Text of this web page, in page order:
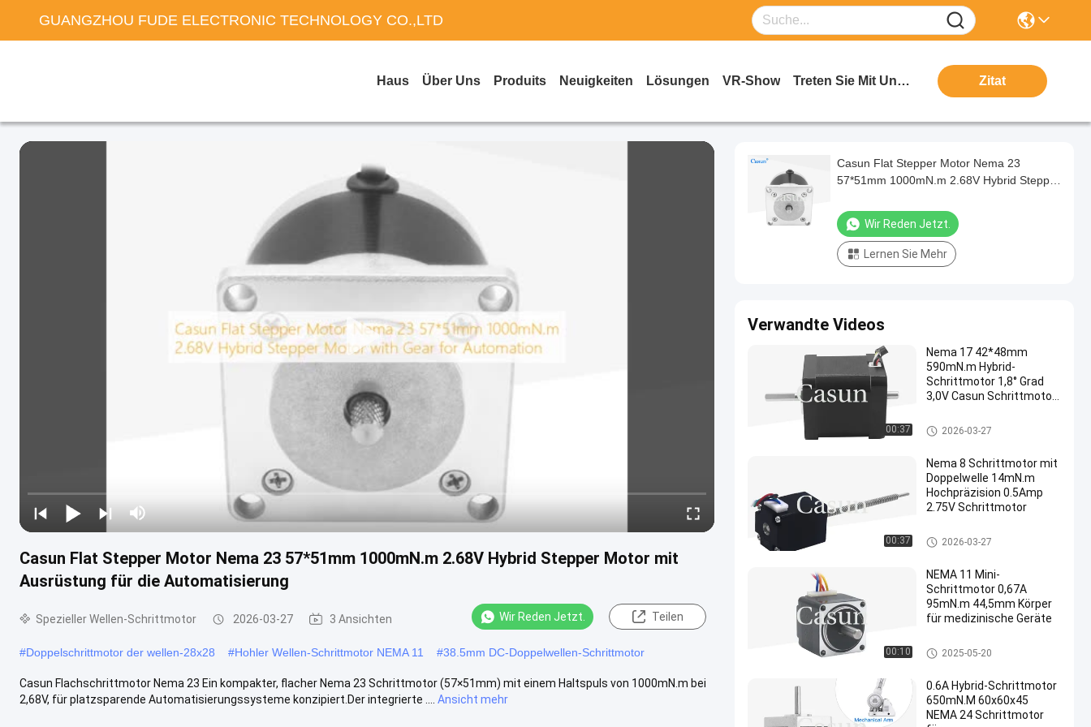
GUANGZHOU FUDE ELECTRONIC TECHNOLOGY CO.,LTD
Haus Über Uns Produits Neuigkeiten Lösungen VR-Show Treten Sie Mit Uns In Verbindung Zitat
Casun Flat Stepper Motor Nema 23 57*51mm 1000mN.m 2.68V Hybrid Stepper Motor mit
Ausrüstung für die Automatisierung
Spezieller Wellen-Schrittmotor 2026-03-27 3 Ansichten Wir Reden Jetzt. Teilen
#Doppelschrittmotor der wellen-28x28 #Hohler Wellen-Schrittmotor NEMA 11 #38.5mm DC-Doppelwellen-Schrittmotor
Casun Flachschrittmotor Nema 23 Ein kompakter, flacher Nema 23 Schrittmotor (57×51mm) mit einem Haltspuls von 1000mN.m bei
2,68V, für platzsparende Automatisierungssysteme konzipiert.Der integrierte ....
Ansicht mehr
Casun Flat Stepper Motor Nema 23
57*51mm 1000mN.m 2.68V Hybrid Stepper
Automatisierung
Wir Reden Jetzt.
Lernen Sie Mehr
Verwandte Videos
00:37
Nema 17 42*48mm
590mN.m Hybrid-
Schrittmotor 1,8° Grad
3,0V Casun Schrittmotor
Doppelwellen-Schrittmotor
2026-03-27
00:37
Nema 8 Schrittmotor mit
Doppelwelle 14mN.m
Hochpräzision 0.5Amp
2.75V Schrittmotor
Doppelwellen-Schrittmotor
2026-03-27
00:10
NEMA 11 Mini-
Schrittmotor 0,67A
95mN.m 44,5mm Körper
für medizinische Geräte
Schrittmotor NEMA 11
2025-05-20
0.6A Hybrid-Schrittmotor
650mN.M 60x60x45
NEMA 24 Schrittmotor